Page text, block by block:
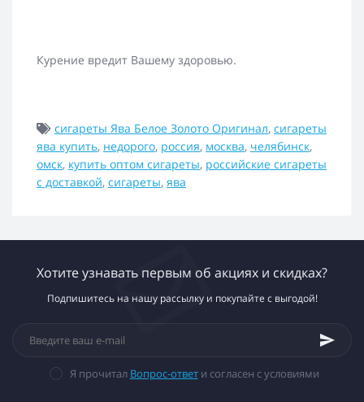
Курение вредит Вашему здоровью.
сигареты Ява Белое Золото Оригинал, сигареты
ява купить, недорого, россия, москва, челябинск,
омск, купить оптом сигареты, российские сигареты
с доставкой, сигареты, ява
Хотите узнавать первым об акциях и скидках?
Подпишитесь на нашу рассылку и покупайте с выгодой!
Я прочитал Вопрос-ответи согласен с условиями